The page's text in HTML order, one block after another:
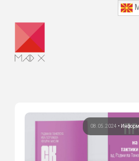
content
08.05.2024 •